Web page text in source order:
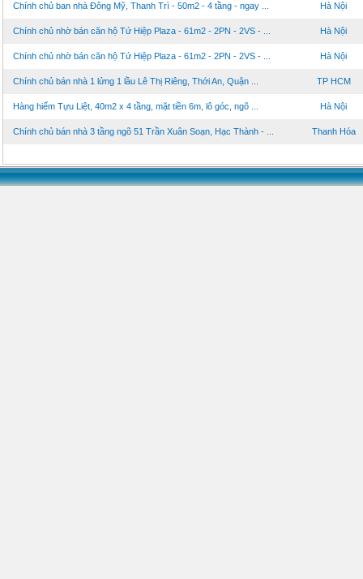
Chính chủ ban nhà Đông Mỹ, Thanh Trì - 50m2 - 4 tầng - ngay ... Hà Nội
Chính chủ nhờ bán căn hộ Tứ Hiệp Plaza - 61m2 - 2PN - 2VS - ... Hà Nội
Chính chủ nhờ bán căn hộ Tứ Hiệp Plaza - 61m2 - 2PN - 2VS - ... Hà Nội
Chính chủ bán nhà 1 lửng 1 lầu Lê Thị Riêng, Thới An, Quận ... TP HCM
Hàng hiếm Tựu Liệt, 40m2 x 4 tầng, mặt tiền 6m, lô góc, ngõ ... Hà Nội
Chính chủ bán nhà 3 tầng ngõ 51 Trần Xuân Soạn, Hạc Thành - ... Thanh Hóa